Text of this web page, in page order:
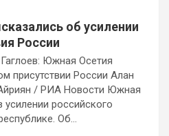
об усилении
России
Южная Осетия
присутствии России Алан
/ РИА Новости Южная
усилении российского
Об…